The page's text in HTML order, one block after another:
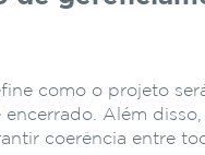
como o projeto
Além
coerência entre